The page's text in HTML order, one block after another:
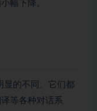
幅下降。
显的不同。它们都
等各种对话系